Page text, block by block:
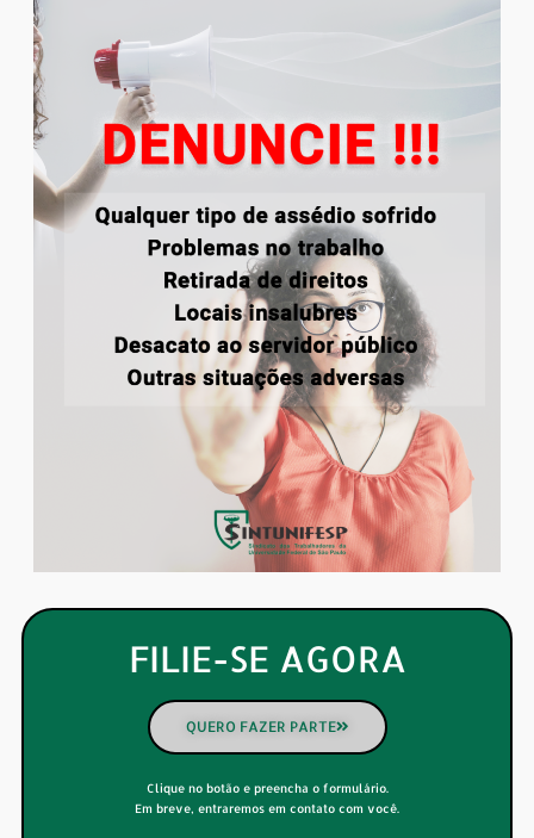
FILIE-SE AGORA
QUERO FAZER PARTE
Clique no botão e preencha o formulário.
Em breve, entraremos em contato com você.